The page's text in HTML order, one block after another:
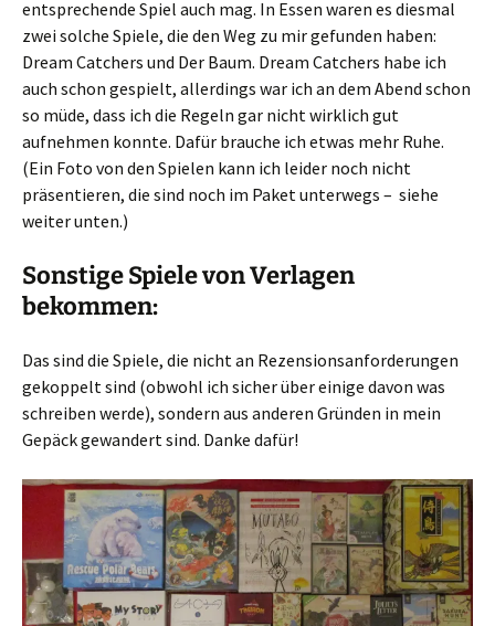
entsprechende Spiel auch mag. In Essen waren es diesmal
zwei solche Spiele, die den Weg zu mir gefunden haben:
Dream Catchers und Der Baum. Dream Catchers habe ich
auch schon gespielt, allerdings war ich an dem Abend schon
so müde, dass ich die Regeln gar nicht wirklich gut
aufnehmen konnte. Dafür brauche ich etwas mehr Ruhe.
(Ein Foto von den Spielen kann ich leider noch nicht
präsentieren, die sind noch im Paket unterwegs – siehe
weiter unten.)
Sonstige Spiele von Verlagen
bekommen:
Das sind die Spiele, die nicht an Rezensionsanforderungen
gekoppelt sind (obwohl ich sicher über einige davon was
schreiben werde), sondern aus anderen Gründen in mein
Gepäck gewandert sind. Danke dafür!